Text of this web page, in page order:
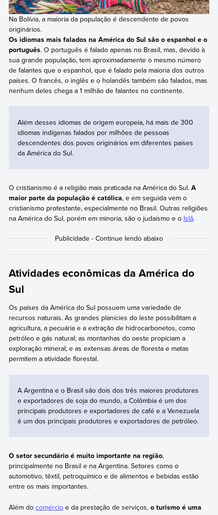
Na Bolívia, a maioria da população é descendente de povos
originários.
Os idiomas mais falados na América do Sul são o espanhol e o
português. O português é falado apenas no Brasil, mas, devido à
sua grande população, tem aproximadamente o mesmo número
de falantes que o espanhol, que é falado pela maioria dos outros
países. O francês, o inglês e o holandês também são falados, mas
nenhum deles chega a 1 milhão de falantes no continente.
Além desses idiomas de origem europeia, há mais de 300
idiomas indígenas falados por milhões de pessoas
descendentes dos povos originários em diferentes países
da América do Sul.
O cristianismo é a religião mais praticada na América do Sul. A
maior parte da população é católica, e em seguida vem o
cristianismo protestante, especialmente no Brasil. Outras religiões
na América do Sul, porém em minoria, são o judaísmo e o Islã.
Atividades econômicas da América do
Sul
Os países da América do Sul possuem uma variedade de
recursos naturais. As grandes planícies do leste possibilitam a
agricultura, a pecuária e a extração de hidrocarbonetos, como
petróleo e gás natural; as montanhas do oeste propiciam a
exploração mineral; e as extensas áreas de floresta e matas
permitem a atividade florestal.
A Argentina e o Brasil são dois dos três maiores produtores
e exportadores de soja do mundo, a Colômbia é um dos
principais produtores e exportadores de café e a Venezuela
é um dos principais produtores e exportadores de petróleo.
O setor secundário é muito importante na região,
principalmente no Brasil e na Argentina. Setores como o
automotivo, têxtil, petroquímico e de alimentos e bebidas estão
entre os mais importantes.
Além do comércioe da prestação de serviços, o turismo é uma